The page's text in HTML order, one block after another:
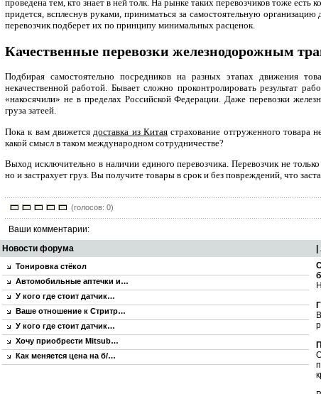
проведена тем, кто знает в ней толк. На рынке таких перевозчиков тоже есть
придется, всплеснув руками, приниматься за самостоятельную
перевозчик подберет их по принципу минимальных расценок.
Качественные перевозки железнодорожным
Подбирая самостоятельно посредников на разных этапах движения
некачественной работой. Бывает сложно проконтролировать результат
«накосячили» не в пределах Российской Федерации. Даже перевозки
груза затеей.
Пока к вам движется доставка из Китая страхование отгруженного товара
какой смысл в таком международном сотрудничестве?
Выход исключительно в наличии единого перевозчика. Перевозчик не
но и застрахует груз. Вы получите товары в срок и без повреждений, что
(голосов: 0)
Ваши комментарии:
Новости форума
Тонировка стёкол
Автомобильные аптечки и…
У кого где стоит датчик…
Ваше отношение к Стритр…
У кого где стоит датчик…
Хочу приобрести Mitsub…
Как меняется цена на б/…